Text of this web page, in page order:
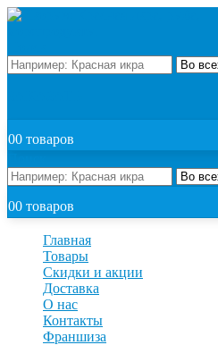
00 товаров
00 товаров
Главная
Товары
Скидки и акции
Доставка
О нас
Контакты
Франшиза